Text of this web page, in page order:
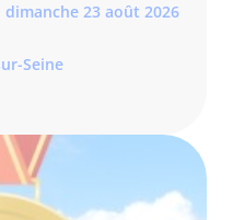
23 août 2026
Seine